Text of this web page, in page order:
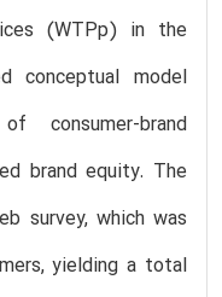
(WTPp) in the
conceptual model
consumer-brand
brand equity. The
survey, which was
yielding a total